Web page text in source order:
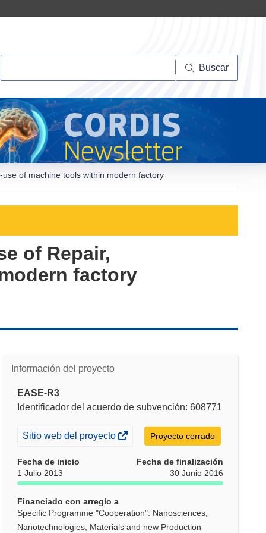
Buscar
of machine tools within modern factory
of Repair,
factory
Información del proyecto
EASE-R3
Identificador del acuerdo de subvención: 608771
(se
en
una
ventana)
Sitio web del proyecto Proyecto cerrado
Fecha de inicio
1 Julio 2013
Fecha de finalización
30 Junio 2016
Financiado con arreglo a
Specific Programme "Cooperation": Nanosciences,
Nanotechnologies, Materials and new Production